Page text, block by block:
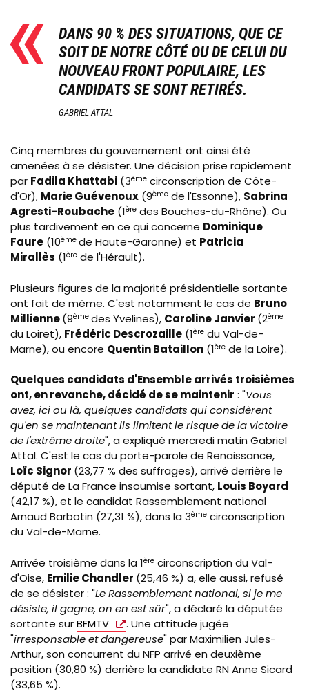
DANS 90 % DES SITUATIONS, QUE CE
SOIT DE NOTRE CÔTÉ OU DE CELUI DU
NOUVEAU FRONT POPULAIRE, LES
CANDIDATS SE SONT RETIRÉS.
GABRIEL ATTAL
Cinq membres du gouvernement ont ainsi été
amenées à se désister. Une décision prise rapidement
par Fadila Khattabi (3ème circonscription de Côte-
d'Or), Marie Guévenoux (9ème de l'Essonne), Sabrina
Agresti-Roubache (1ère des Bouches-du-Rhône). Ou
plus tardivement en ce qui concerne Dominique
Faure (10ème de Haute-Garonne) et Patricia
Mirallès (1ère de l'Hérault).
Plusieurs figures de la majorité présidentielle sortante
ont fait de même. C'est notamment le cas de Bruno
Millienne(9ème des Yvelines), Caroline Janvier (2ème
du Loiret), Frédéric Descrozaille (1ère du Val-de-
Marne), ou encore Quentin Bataillon (1ère de la Loire).
Quelques candidats d'Ensemble arrivés troisièmes
ont, en revanche, décidé de se maintenir : "Vous
avez, ici ou là, quelques candidats qui considèrent
qu'en se maintenant ils limitent le risque de la victoire
de l'extrême droite", a expliqué mercredi matin Gabriel
Attal. C'est le cas du porte-parole de Renaissance,
Loïc Signor (23,77 % des suffrages), arrivé derrière le
député de La France insoumise sortant, Louis Boyard
(42,17 %), et le candidat Rassemblement national
Arnaud Barbotin (27,31 %), dans la 3ème circonscription
du Val-de-Marne.
Arrivée troisième dans la 1ère circonscription du Val-
d'Oise, Emilie Chandler (25,46 %) a, elle aussi, refusé
de se désister : "Le Rassemblement national, si je me
désiste, il gagne, on en est sûr", a déclaré la députée
sortante surBFMTV
. Une attitude jugée
"irresponsable et dangereuse" par Maximilien Jules-
Arthur, son concurrent du NFP arrivé en deuxième
position (30,80 %) derrière la candidate RN Anne Sicard
(33,65 %).